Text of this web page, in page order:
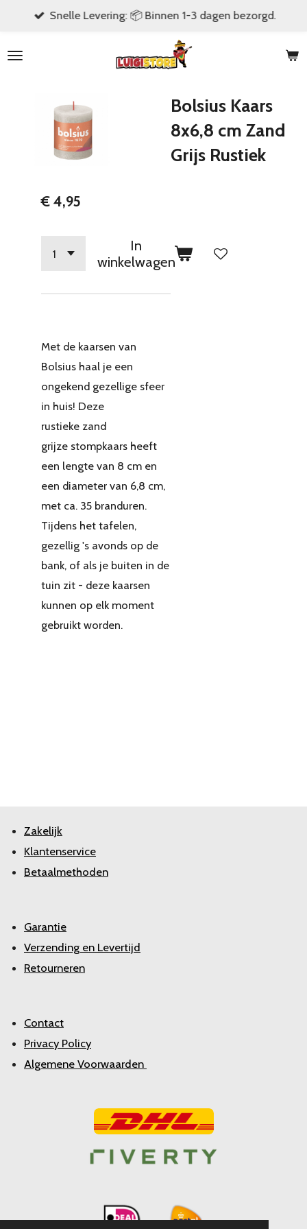
naar
Snelle Levering: 📦 Binnen 1-3 dagen bezorgd.
Bolsius Kaars
8x6,8 cm Zand
Grijs Rustiek
€ 4,95
In
winkelwagen
Met de kaarsen van
Bolsius haal je een
ongekend gezellige sfeer
in huis! Deze
rustieke zand
grijze stompkaars heeft
een lengte van 8 cm en
een diameter van 6,8 cm,
met ca. 35 branduren.
Tijdens het tafelen,
gezellig 's avonds op de
bank, of als je buiten in de
tuin zit - deze kaarsen
kunnen op elk moment
gebruikt worden.
Zakelijk
Klantenservice
Betaalmethoden
Garantie
Verzending en Levertijd
Retourneren
Contact
Privacy Policy
Algemene Voorwaarden